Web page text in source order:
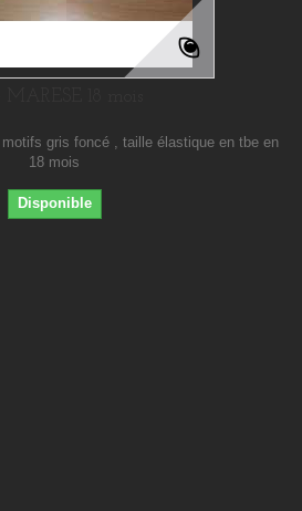
gris foncé , taille élastique en tbe en
18 mois
Disponible